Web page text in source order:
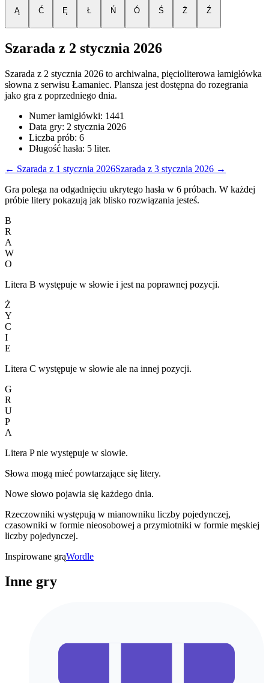
Ą Ć Ę Ł Ń Ó Ś Ż Ź
Szarada z 2 stycznia 2026
Szarada z 2 stycznia 2026 to archiwalna, pięcioliterowa łamigłówka
słowna z serwisu Łamaniec. Plansza jest dostępna do rozegrania
jako gra z poprzedniego dnia.
Numer łamigłówki: 1441
Data gry: 2 stycznia 2026
Liczba prób: 6
Długość hasła: 5 liter.
← Szarada z 1 stycznia 2026Szarada z 3 stycznia 2026 →
Gra polega na odgadnięciu ukrytego hasła w 6 próbach. W każdej
próbie litery pokazują jak blisko rozwiązania jesteś.
B
R
A
W
O
Litera B występuje w słowie i jest na poprawnej pozycji.
Ż
Y
C
I
E
Litera C występuje w słowie ale na innej pozycji.
G
R
U
P
A
Litera P nie występuje w slowie.
Słowa mogą mieć powtarzające się litery.
Nowe słowo pojawia się każdego dnia.
Rzeczowniki występują w mianowniku liczby pojedynczej,
czasowniki w formie nieosobowej a przymiotniki w formie męskiej
liczby pojedynczej.
Inspirowane grąWordle
Inne gry